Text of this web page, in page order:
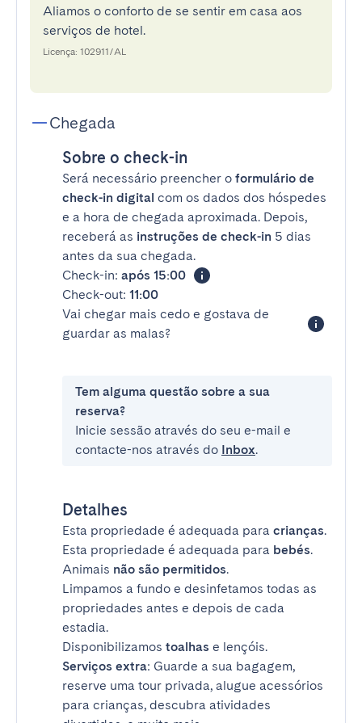
Aliamos o conforto de se sentir em casa aos
serviços de hotel.
Licença: 102911/AL
Chegada
Sobre o check-in
Será necessário preencher o formulário de
check-in digital com os dados dos hóspedes
e a hora de chegada aproximada. Depois,
receberá as instruções de check-in 5 dias
antes da sua chegada.
Check-in: após 15:00
Check-out: 11:00
Vai chegar mais cedo e gostava de
guardar as malas?
Tem alguma questão sobre a sua
reserva?
Inicie sessão através do seu e-mail e
contacte-nos através do Inbox.
Detalhes
Esta propriedade é adequada para crianças.
Esta propriedade é adequada para bebés.
Animais não são permitidos.
Limpamos a fundo e desinfetamos todas as
propriedades antes e depois de cada
estadia.
Disponibilizamos toalhas e lençóis.
Serviços extra: Guarde a sua bagagem,
reserve uma tour privada, alugue acessórios
para crianças, descubra atividades